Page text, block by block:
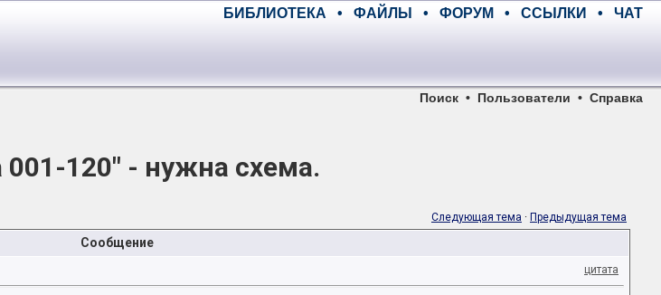
БИБЛИОТЕКА • ФАЙЛЫ • ФОРУМ • ССЫЛКИ • ЧАТ
Поиск • Пользователи • Справка
001-120" - нужна схема.
Следующая тема · Предыдущая тема
Сообщение
цитата